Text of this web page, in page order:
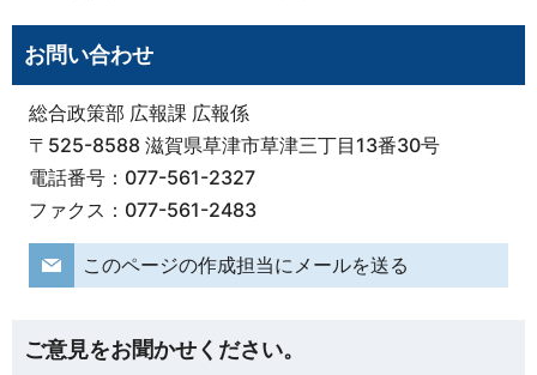
お問い合わせ
総合政策部 広報課 広報係
〒525-8588 滋賀県草津市草津三丁目13番30号
電話番号：077-561-2327
ファクス：077-561-2483
このページの作成担当にメールを送る
ご意見をお聞かせください。